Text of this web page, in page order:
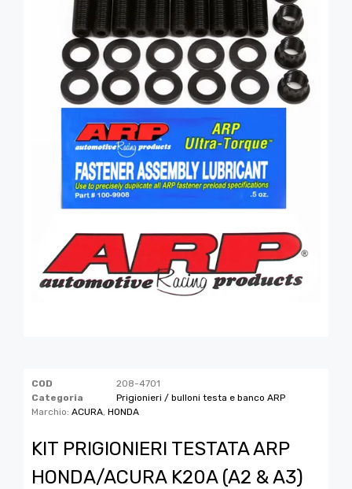
COD
208-4701
Categoria
Prigionieri / bulloni testa e banco ARP
Marchio: ACURA HONDA
KIT PRIGIONIERI TESTATA ARP
HONDA/ACURA K20A (A2 & A3)